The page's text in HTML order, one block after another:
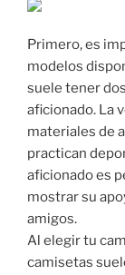
Primero, es
modelos
suele tener
aficionado. La
materiales de
practican
aficionado es
mostrar su
amigos.
Al elegir tu
camisetas